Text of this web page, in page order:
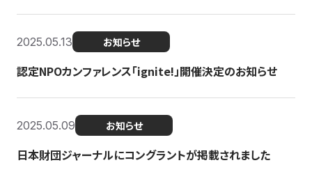
2025.05.13 お知らせ
認定NPOカンファレンス「ignite!」開催決定のお知らせ
2025.05.09 お知らせ
日本財団ジャーナルにコングラントが掲載されました